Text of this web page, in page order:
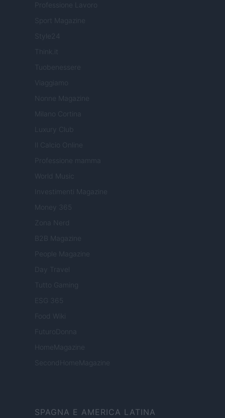
Professione Lavoro
Sport Magazine
Style24
Think.it
Tuobenessere
Viaggiamo
Nonne Magazine
Milano Cortina
Luxury Club
Il Calcio Online
Professione mamma
World Music
Investimenti Magazine
Money 365
Zona Nerd
B2B Magazine
People Magazine
Day Travel
Tutto Gaming
ESG 365
Food Wiki
FuturoDonna
HomeMagazine
SecondHomeMagazine
SPAGNA E AMERICA LATINA